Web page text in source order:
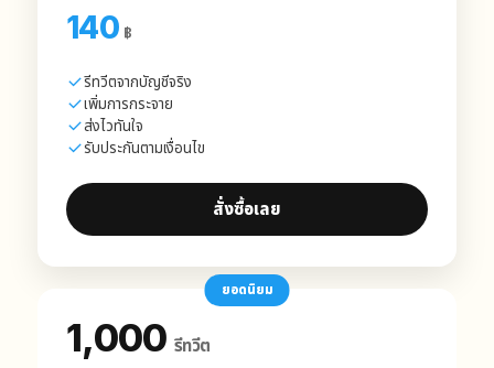
140 ฿
รีทวีตจากบัญชีจริง
เพิ่มการกระจาย
ส่งไวทันใจ
รับประกันตามเงื่อนไข
สั่งซื้อเลย
ยอดนิยม
1,000 รีทวีต